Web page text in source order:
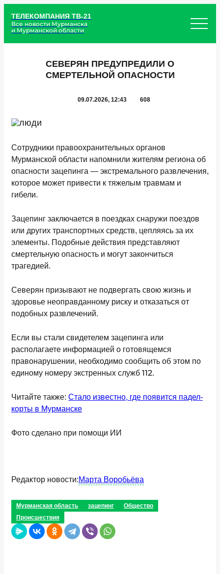
ТЕЛЕКОМПАНИЯ ТВ-21
Все новости Мурманска
и Мурманской области
СЕВЕРЯН ПРЕДУПРЕДИЛИ О
СМЕРТЕЛЬНОЙ ОПАСНОСТИ
09.07.2026, 12:43 608
Сотрудники правоохранительных органов
Мурманской области напомнили жителям региона об
опасности зацепинга — экстремального развлечения,
которое может привести к тяжелым травмам и
гибели.
Зацепинг заключается в поездках снаружи поездов
или других транспортных средств, цепляясь за их
элементы. Подобные действия представляют
смертельную опасность и могут закончиться
трагедией.
Северян призывают не подвергать свою жизнь и
здоровье неоправданному риску и отказаться от
подобных развлечений.
Если вы стали свидетелем зацепинга или
располагаете информацией о готовящемся
правонарушении, необходимо сообщить об этом по
единому номеру экстренных служб 112.
Читайте также: Стало известно, где появится падел-
корты в Мурманске
Фото сделано при помощи ИИ
Редактор новости:Марта Воробьёва
Мурманская область зацепинг
Общество
Происшествия